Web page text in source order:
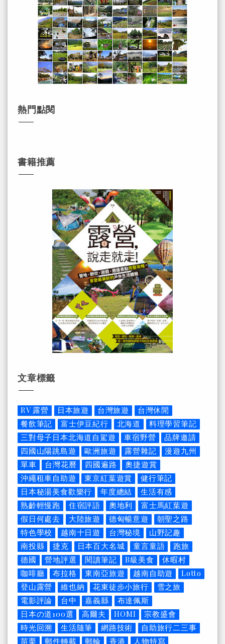
熱門點閱
書籍推薦
文章標籤
RV 露營 日本旅遊 台灣旅遊
台灣休閒
餐飲筆記
富士伊豆紀行 北海道
料理學習筆記
三對母子日本北海道自駕遊
車宿野營
品牌邀請
四國山陽跳島遊
歐洲旅遊 露營雜記
漫遊九州
單車
台灣花曆 四國遍路
奧捷遊賞
沖繩租車自助遊
東京紅葉遊賞
健行筆記
日本秘湯美食歡樂行
年度總結
生活有感
熟齡輕慢跑
住宿評語 奧地利
富士馬紅葉遊
假日何處去
大陸旅遊 德匈暢意遊
朝聖之路
特色學校
越南十日遊 台灣秘境
山野記趣
南投縣
捷克 日本百大名城 童言童語
跑旅
德國
營地評選 閱讀筆記 B級美食
休暇村
咖啡廳
布拉格 東南亞旅遊 越南自助遊
Lotto
登山露營
維也納 花東徒步小旅行
雪之旅
電影評論
台中 嘉義縣
布達佩斯
日本の道100選
高爾夫 HOMI
宗教盛會
時光回溯
生活隨筆 網路技術
自助旅行二三事
苗栗
郵件轉載 郵輪 香港
人物特寫